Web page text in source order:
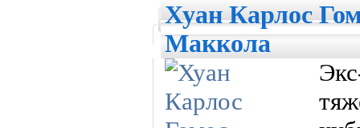
Хуан Карлос
Маккола